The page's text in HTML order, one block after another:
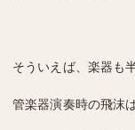
そういえば、楽器も
管楽器演奏時の飛沫